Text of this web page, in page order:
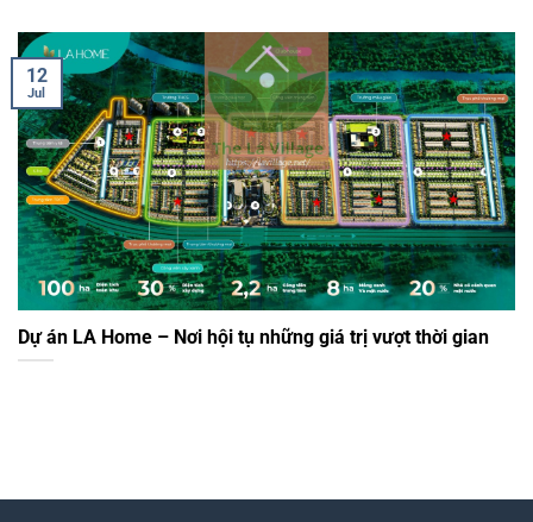
Dự án LA Home – Nơi hội tụ những giá trị vượt thời gian
12
Jul